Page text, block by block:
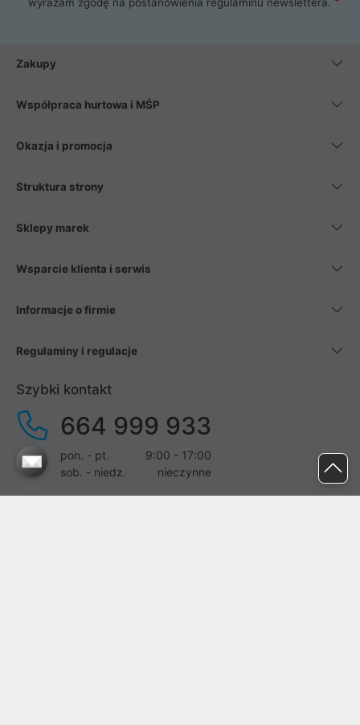
Zakupy
Współpraca hurtowa i MŚP
Okazja i promocja
Struktura strony
Sklepy marek
Wsparcie klienta i serwis
Informacje o firmie
Regulaminy i regulacje
Szybki kontakt
664 999 933
pon. - pt.
9:00 - 17:00
sob. - niedz.
nieczynne